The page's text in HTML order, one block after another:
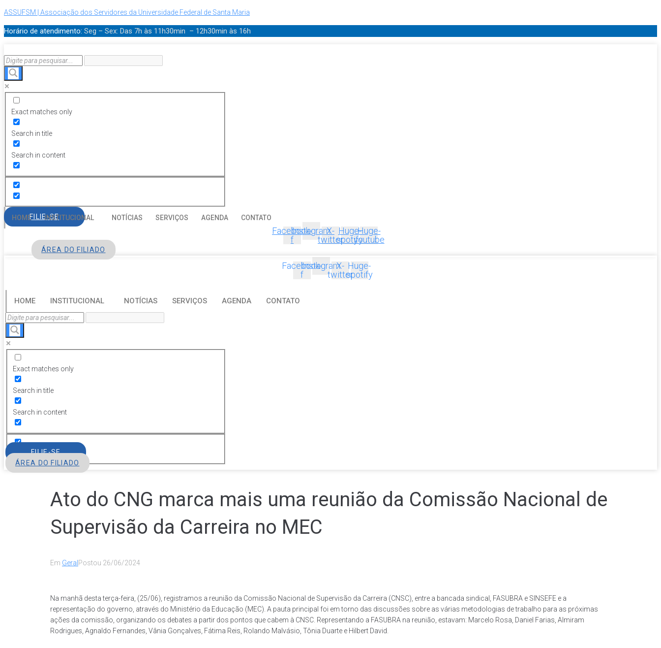
ASSUFSM | Associação dos Servidores da Universidade Federal de Santa Maria
Horário de atendimento: Seg – Sex: Das 7h às 11h30min – 12h30min às 16h
Exact matches only
Search in title
Search in content
HOME INSTITUCIONAL NOTÍCIAS SERVIÇOS AGENDA CONTATO
FILIE-SE
Facebook-
f
InstagramX-
twitter
Huge-
spotify
Huge-
youtube
ÁREA DO FILIADO
Facebook-
f
InstagramX-
twitter
Huge-
spotify
HOME INSTITUCIONAL NOTÍCIAS SERVIÇOS AGENDA CONTATO
Exact matches only
Search in title
Search in content
FILIE-SE
ÁREA DO FILIADO
Ato do CNG marca mais uma reunião da Comissão Nacional de
Supervisão da Carreira no MEC
Em Geral Postou 26/06/2024
Na manhã desta terça-feira, (25/06), registramos a reunião da Comissão Nacional de Supervisão da Carreira (CNSC), entre a bancada sindical, FASUBRA e SINSEFE e a
representação do governo, através do Ministério da Educação (MEC). A pauta principal foi em torno das discussões sobre as várias metodologias de trabalho para as próximas
ações da comissão, organizando os debates a partir dos pontos que cabem à CNSC. Representando a FASUBRA na reunião, estavam: Marcelo Rosa, Daniel Farias, Almiram
Rodrigues, Agnaldo Fernandes, Vânia Gonçalves, Fátima Reis, Rolando Malvásio, Tônia Duarte e Hilbert David.